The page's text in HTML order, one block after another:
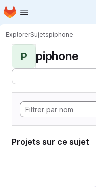
Passer au contenu principal
Page d'accueil
ExplorerSujetspiphone
P piphone
Projets sur ce sujet